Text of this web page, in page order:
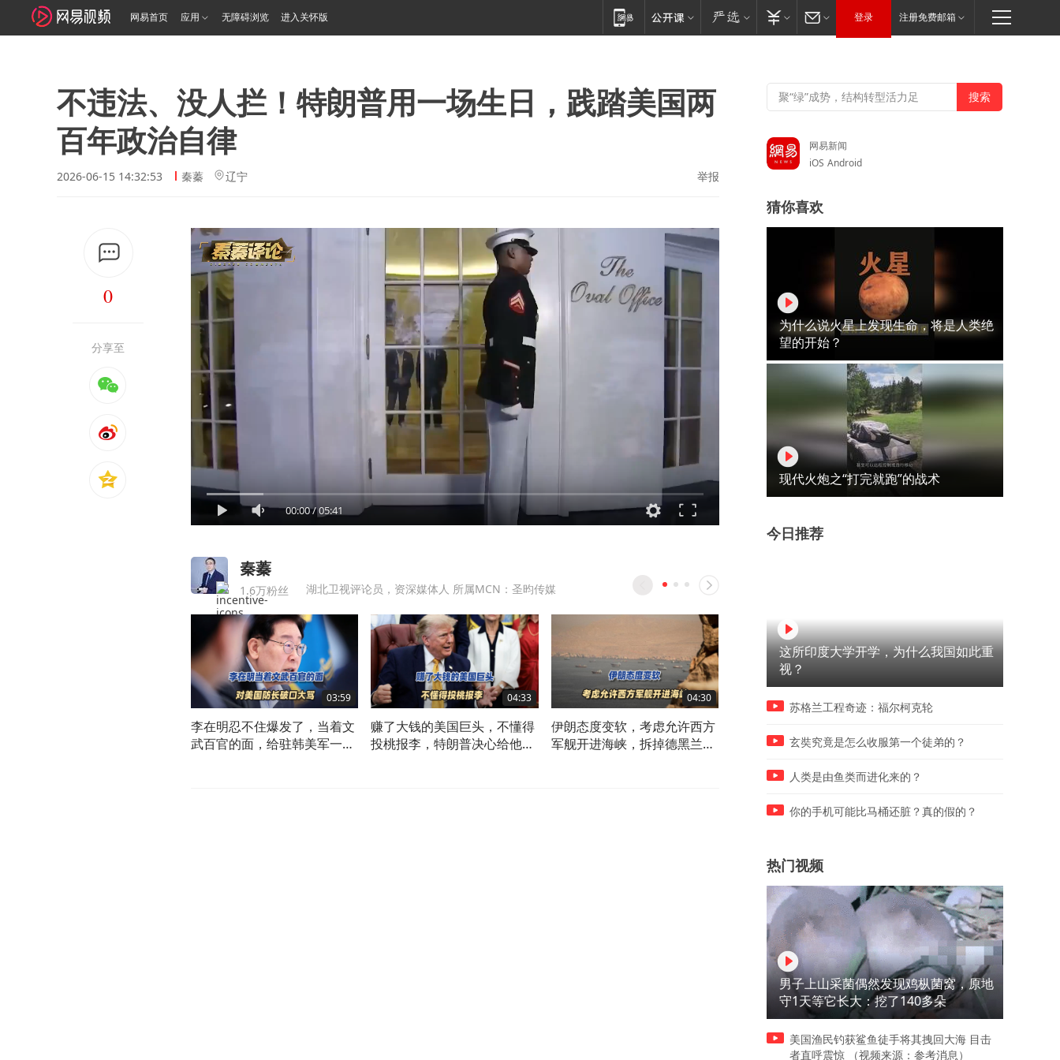
网易首页 应用 无障碍浏览 进入关怀版 登录 注册免费邮箱
不违法、没人拦！特朗普用一场生日，践踏美国两
百年政治自律
2026-06-15 14:32:53 秦蓁 辽宁 举报
0
分享至
00:00/05:41
秦蓁
1.6万粉丝 湖北卫视评论员，资深媒体人 所属MCN：圣昀传媒
03:59
李在明忍不住爆发了，当着文
武百官的面，给驻韩美军一顿
04:33
赚了大钱的美国巨头，不懂得
投桃报李，特朗普决心给他们
04:30
伊朗态度变软，考虑允许西方
军舰开进海峡，拆掉德黑兰关
前出招，“青瓦台魔咒”要被他
载着沙特石油出港，胡塞武
网易新闻
iOS Android
猜你喜欢
为什么说火星上发现生命，将是人类绝
望的开始？
现代火炮之“打完就跑”的战术
今日推荐
这所印度大学开学，为什么我国如此重
视？
苏格兰工程奇迹：福尔柯克轮
玄奘究竟是怎么收服第一个徒弟的？
人类是由鱼类而进化来的？
你的手机可能比马桶还脏？真的假的？
热门视频
男子上山采菌偶然发现鸡枞菌窝，原地
守1天等它长大：挖了140多朵
美国渔民钓获鲨鱼徒手将其拽回大海 目击
者直呼震惊 （视频来源：参考消息）